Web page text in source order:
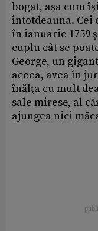
bogat, aşa cum
întotdeauna. Cei
în ianuarie 1759
cuplu cât se
George, un
aceea, avea în
înălţa cu mult
sale mirese, al
ajungea nici